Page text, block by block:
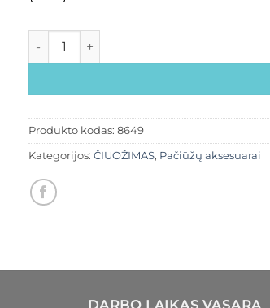
Produkto kodas:8649
Kategorijos:ČIUOŽIMAS, Pačiūžų aksesuarai